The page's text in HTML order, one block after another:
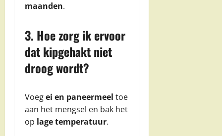
maanden.
3. Hoe zorg ik ervoor
dat kipgehakt niet
droog wordt?
Voegei en paneermeel toe
aan het mengsel en bak het
op lage temperatuur.